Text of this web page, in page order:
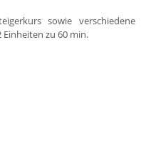
sowie verschiedene
Einheiten zu 60 min.